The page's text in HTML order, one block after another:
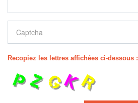
Recopiez les lettres affichées ci-dessous :